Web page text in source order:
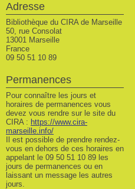
Adresse
Bibliothèque du CIRA de Marseille
50, rue Consolat
13001 Marseille
France
09 50 51 10 89
Permanences
Pour connaître les jours et
horaires de permanences vous
devez vous rendre sur le site du
CIRA : https://www.cira-
marseille.info/
Il est possible de prendre rendez-
vous en dehors de ces horaires en
appelant le 09 50 51 10 89 les
jours de permanences ou en
laissant un message les autres
jours.